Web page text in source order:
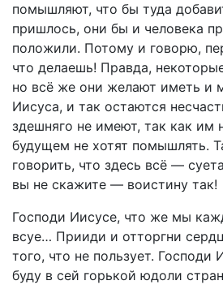
помышляют, что бы туда
пришлось, они бы и человека
положили. Потому и говорю,
что делаешь! Правда,
но всё же они желают иметь и
Иисуса, и так остаются
здешняго не имеют, так как им
будущем не хотят помышлять.
говорить, что здесь всё —
вы не скажите — воистину так!
Господи Иисусе, что же мы
всуе… Прииди и отторгни
того, что не пользует. Господи
буду в сей горькой юдоли